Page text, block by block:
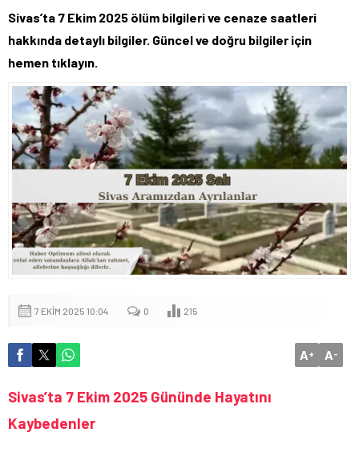
Sivas’ta 7 Ekim 2025 ölüm bilgileri ve cenaze saatleri
hakkında detaylı bilgiler. Güncel ve doğru bilgiler için
hemen tıklayın.
7 EKIM 2025 10:04 0 215
A+ A-
Sivas’ta 7 Ekim 2025 Gününde Hayatını
Kaybedenler